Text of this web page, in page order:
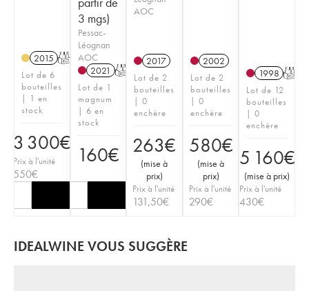
2015 T
Lot de 6
bouteilles
| 1 en
stock
3 300€
Prix à l'unité
550€
3 mgs)
Pessac-
Léognan
AOC
2021 T
Lot de 1
magnum
| 6 en
stock
160€
AOC
2017
Lot de 2
bouteilles
| 0
enchère
263€
(mise à
prix)
Prix à l'unité
131,50€
2002
Lot de 2
bouteilles
| 0
enchère
580€
(mise à
prix)
Prix à l'unité
290€
1998 T
Lot de 12
bouteilles
| 0
enchère
5 160€
(mise à prix)
Prix à l'unité
430€
IDEALWINE VOUS SUGGÈRE